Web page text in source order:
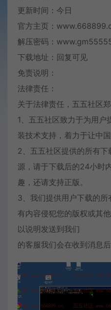
更新时间：今日
官方主页：
解压密码：
下载地址：回复可见
免责说明：
法律责任：
关于法律责任，五五社区
1、五五社区致力于为用户
装技术支持，着力于让中
2、五五社区提供的所有
源，请于下载后的24小时
趣，还请支持正版。
3、我们提供用户下载的
有内容侵犯您的版权或其
以说明发送到我们
的客服我们会在收到消息